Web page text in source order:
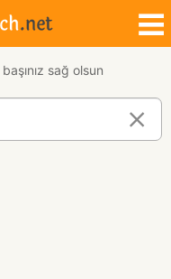
başınız sağ olsun